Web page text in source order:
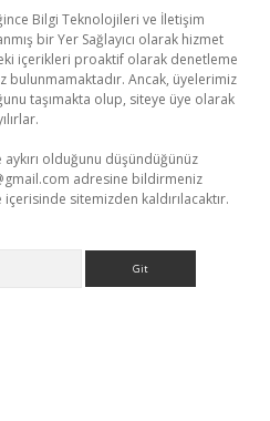
Bilgi Teknolojileri ve İletişim
bir Yer Sağlayıcı olarak hizmet
içerikleri proaktif olarak denetleme
bulunmamaktadır. Ancak, üyelerimiz
taşımakta olup, siteye üye olarak
olduğunu düşündüğünüz
adresine bildirmeniz
sitemizden kaldırılacaktır.